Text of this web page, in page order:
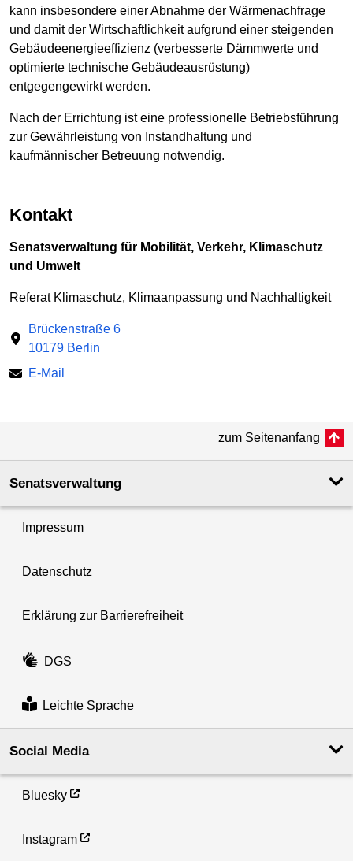
kann insbesondere einer Abnahme der Wärmenachfrage
und damit der Wirtschaftlichkeit aufgrund einer steigenden
Gebäudeenergieeffizienz (verbesserte Dämmwerte und
optimierte technische Gebäudeausrüstung)
entgegengewirkt werden.
Nach der Errichtung ist eine professionelle Betriebsführung
zur Gewährleistung von Instandhaltung und
kaufmännischer Betreuung notwendig.
Kontakt
Senatsverwaltung für Mobilität, Verkehr, Klimaschutz
und Umwelt
Referat Klimaschutz, Klimaanpassung und Nachhaltigkeit
Brückenstraße 6
10179 Berlin
E-Mail
zum Seitenanfang
Senatsverwaltung
Impressum
Datenschutz
Erklärung zur Barrierefreiheit
DGS
Leichte Sprache
Social Media
Bluesky
Instagram